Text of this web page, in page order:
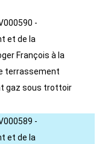
-
et de la
François à la
terrassement
gaz sous trottoir
-
et de la